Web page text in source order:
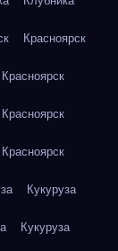
Красноярск
Красноярск
Красноярск
Красноярск
Кукуруза
Кукуруза